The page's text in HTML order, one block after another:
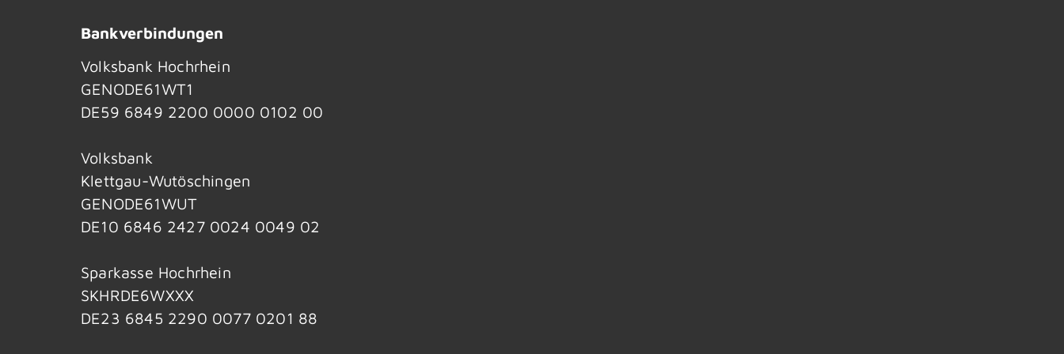
Bankverbindungen
Volksbank Hochrhein
GENODE61WT1
DE59 6849 2200 0000 0102 00
Volksbank
Klettgau-Wutöschingen
GENODE61WUT
DE10 6846 2427 0024 0049 02
Sparkasse Hochrhein
SKHRDE6WXXX
DE23 6845 2290 0077 0201 88